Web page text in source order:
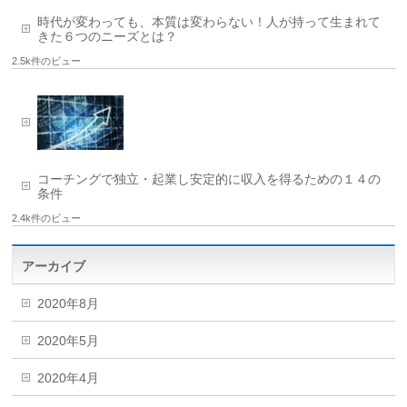
時代が変わっても、本質は変わらない！人が持って生まれて
きた６つのニーズとは？
2.5k件のビュー
コーチングで独立・起業し安定的に収入を得るための１４の
条件
2.4k件のビュー
アーカイブ
2020年8月
2020年5月
2020年4月